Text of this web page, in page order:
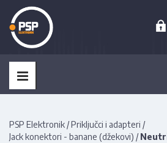
PSP Elektronik /Priključci i adapteri /
Jack konektori - banane (džekovi) /